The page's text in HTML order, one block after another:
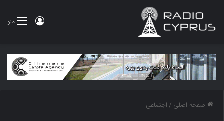
منو ورود
صفحه اصلی /اجتماعی